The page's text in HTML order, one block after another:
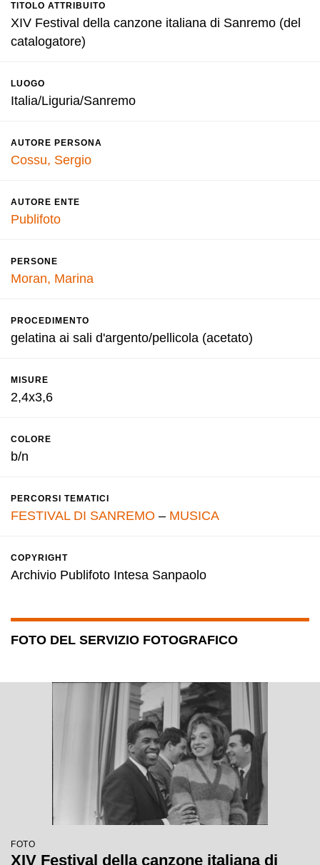
TITOLO ATTRIBUITO
XIV Festival della canzone italiana di Sanremo (del
catalogatore)
LUOGO
Italia/Liguria/Sanremo
AUTORE PERSONA
Cossu, Sergio
AUTORE ENTE
Publifoto
PERSONE
Moran, Marina
PROCEDIMENTO
gelatina ai sali d'argento/pellicola (acetato)
MISURE
2,4x3,6
COLORE
b/n
PERCORSI TEMATICI
FESTIVAL DI SANREMO – MUSICA
COPYRIGHT
Archivio Publifoto Intesa Sanpaolo
FOTO DEL SERVIZIO FOTOGRAFICO
FOTO
XIV Festival della canzone italiana di